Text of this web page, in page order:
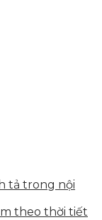
tả trong nội
theo thời tiết